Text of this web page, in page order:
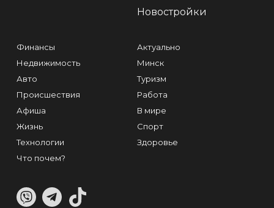
Новостройки
Финансы
Недвижимость
Авто
Происшествия
Афиша
Жизнь
Технологии
Что почем?
Актуально
Минск
Туризм
Работа
В мире
Спорт
Здоровье